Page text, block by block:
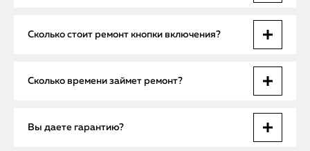
AssistiveTouch. Но это временное решение. Чтобы
Сколько стоит ремонт кнопки включения?
Чистка — от 1000 ₽. Замена кнопки или шлейфа — от 3800
₽ с работой. В цену входит диагностика, оригинальные
Сколько времени займет ремонт?
Если ремонт возможен на месте — до 30 минут. В случае
замены шлейфа — 1 рабочий день. Устройство
Вы даете гарантию?